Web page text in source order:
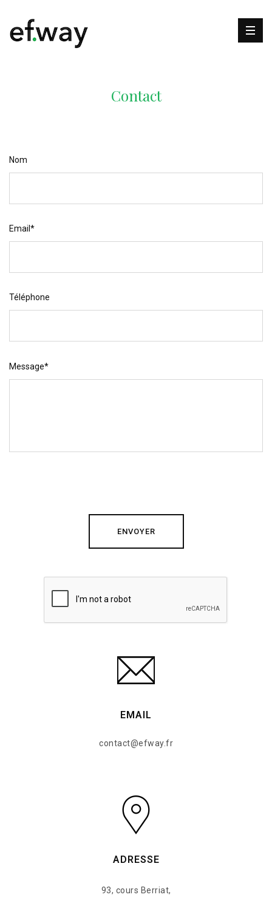
Contact
Nom
Email*
Téléphone
Message*
EMAIL
contact@efway.fr
ADRESSE
93, cours Berriat,